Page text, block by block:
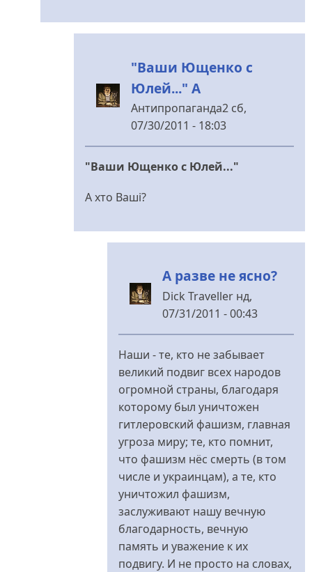
"Ваши Ющенко с
Юлей..." А
Антипропаганда2 сб,
07/30/2011 - 18:03
У
відповідь
Надо
правду
від
Traveller
"Ваши Ющенко с Юлей..."
А хто Ваші?
А разве не ясно?
Dick Travellerнд,
07/31/2011 - 00:43
У
до
"Ваши
Ющенко
с
Юлей..."
Антипропаганда2
Наши - те, кто не забывает
великий подвиг всех народов
огромной страны, благодаря
которому был уничтожен
гитлеровский фашизм, главная
угроза миру; те, кто помнит,
что фашизм нёс смерть (в том
числе и украинцам), а те, кто
уничтожил фашизм,
заслуживают нашу вечную
благодарность, вечную
память и уважение к их
подвигу. И не просто на словах,